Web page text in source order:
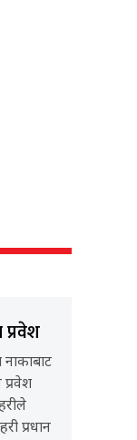
नाकाबाट
प्रवेश
प्रधान